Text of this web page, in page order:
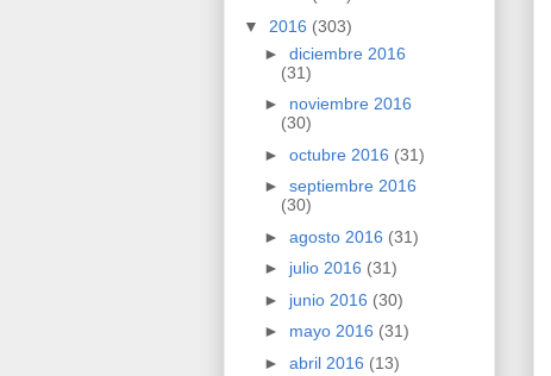
▼ 2016 (303)
► diciembre 2016
(31)
► noviembre 2016
(30)
► octubre 2016 (31)
► septiembre 2016
(30)
► agosto 2016 (31)
► julio 2016 (31)
► junio 2016 (30)
► mayo 2016 (31)
► abril 2016 (13)